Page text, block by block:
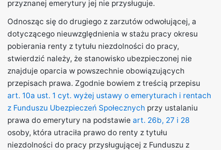
przyznanej emerytury jej nie przysługuje.
Odnosząc się do drugiego z zarzutów odwołującej, a
dotyczącego nieuwzględnienia w stażu pracy okresu
pobierania renty z tytułu niezdolności do pracy,
stwierdzić należy, że stanowisko ubezpieczonej nie
znajduje oparcia w powszechnie obowiązujących
przepisach prawa. Zgodnie bowiem z treścią przepisu
art. 10a ust. 1 cyt. wyżej ustawy o emeryturach i rentach
z Funduszu Ubezpieczeń Społecznych przy ustalaniu
prawa do emerytury na podstawie art. 26b, 27 i 28
osoby, która utraciła prawo do renty z tytułu
niezdolności do pracy przysługującej z Funduszu z